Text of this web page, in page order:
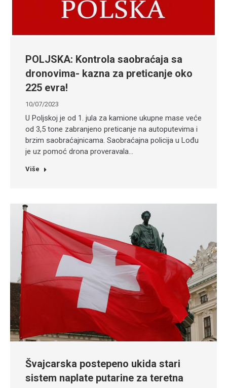
POLJSKA: Kontrola saobraćaja sa
dronovima- kazna za preticanje oko
225 evra!
10/07/2023
U Poljskoj je od 1. jula za kamione ukupne mase veće
od 3,5 tone zabranjeno preticanje na autoputevima i
brzim saobraćajnicama. Saobraćajna policija u Lođu
je uz pomoć drona proveravala…
Više
Švajcarska postepeno ukida stari
sistem naplate putarine za teretna